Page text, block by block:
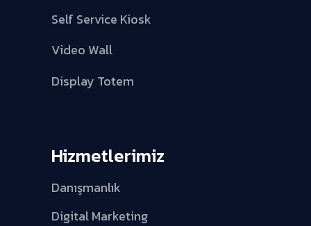
Self Service Kiosk
Video Wall
Display Totem
Hizmetlerimiz
Danışmanlık
Digital Marketing